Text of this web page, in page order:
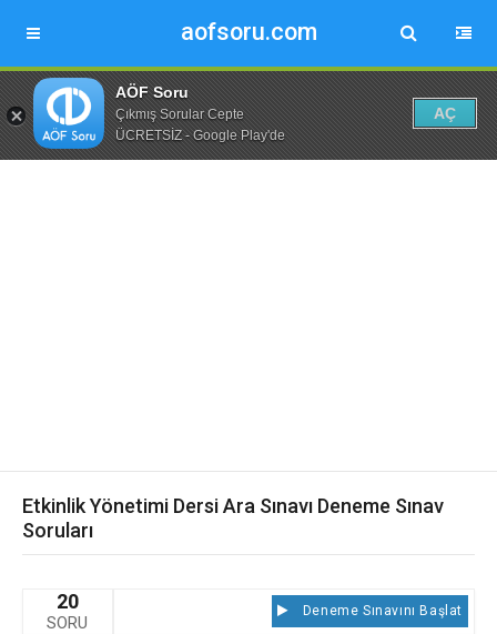
aofsoru.com
AÖF Soru
Çıkmış Sorular Cepte
ÜCRETSİZ - Google Play'de
AÇ
Etkinlik Yönetimi Dersi Ara Sınavı Deneme Sınav
Soruları
20
SORU
Deneme Sınavını Başlat